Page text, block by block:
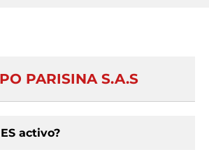
PARISINA S.A.S
activo?